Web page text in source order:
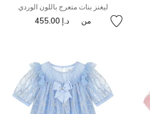
ليغنز بنات متعرج باللون الوردي
من د.إ 455.00